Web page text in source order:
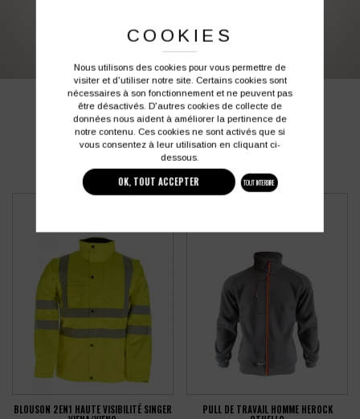
PRODUITS SIMILAIRES
BLOUSON 2EN1 HAUTE VISIBILITÉ SINGER
PULL DE TRAVAIL HOMME HEROCK
COOKIES
Nous utilisons des cookies pour vous permettre de
visiter et d'utiliser notre site. Certains cookies sont
nécessaires à son fonctionnement et ne peuvent pas
être désactivés. D'autres cookies de collecte de
données nous aident à améliorer la pertinence de
notre contenu. Ces cookies ne sont activés que si
vous consentez à leur utilisation en cliquant ci-
dessous.
OK, TOUT ACCEPTER TOUT INTERDIRE